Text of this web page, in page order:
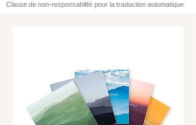
Clause de non-responsabilité pour la traduction automatique